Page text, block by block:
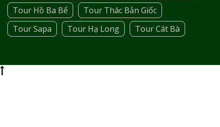
Tour Hồ Ba Bể
Tour Thác Bản Giốc
Tour Sapa
Tour Hạ Long Tour Cát Bà